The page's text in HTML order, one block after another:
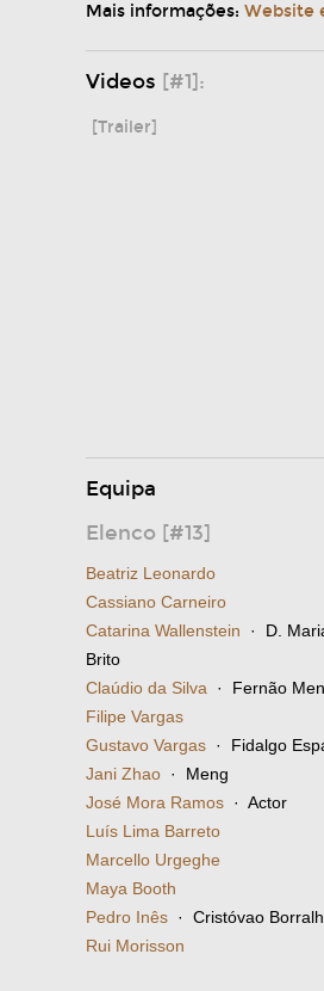
Mais informações: Website
Videos [#1]:
[Trailer]
Equipa
Elenco [#13]
Beatriz Leonardo
Cassiano Carneiro
Catarina Wallenstein · D.
Brito
Claúdio da Silva · Fernão
Filipe Vargas
Gustavo Vargas · Fidalgo
Jani Zhao · Meng
José Mora Ramos · Actor
Luís Lima Barreto
Marcello Urgeghe
Maya Booth
Pedro Inês · Cristóvao
Rui Morisson